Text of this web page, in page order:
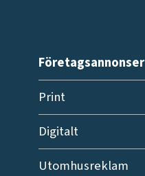
Företagsannonser
Print
Digitalt
Utomhusreklam